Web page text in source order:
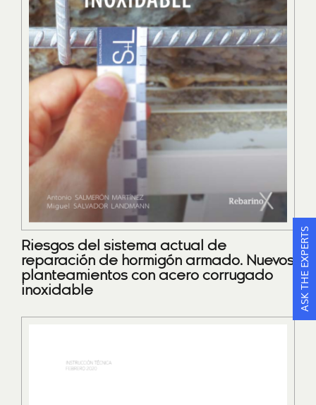
Riesgos del sistema actual de
reparación de hormigón armado. Nuevos
planteamientos con acero corrugado
inoxidable
ASK THE EXPERTS